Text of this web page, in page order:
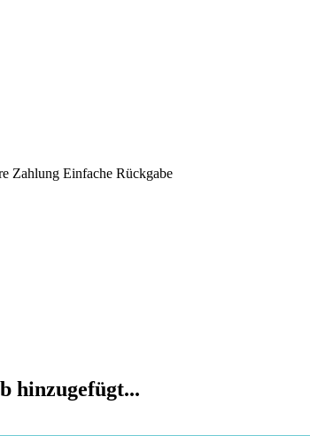
Zahlung Einfache Rückgabe
hinzugefügt...